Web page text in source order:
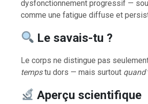
dysfonctionnement progressif —
comme une fatigue diffuse et
Le savais-tu ?
Le corps ne distingue pas
tempstu dors — mais surtout quand
Aperçu scientifique